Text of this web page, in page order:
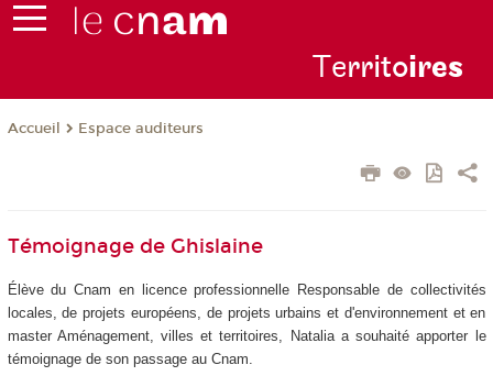
Territoires
Accueil Espace auditeurs
Témoignage de Ghislaine
Élève du Cnam en licence professionnelle Responsable de collectivités
locales, de projets européens, de projets urbains et d'environnement et en
master Aménagement, villes et territoires, Natalia a souhaité apporter le
témoignage de son passage au Cnam.